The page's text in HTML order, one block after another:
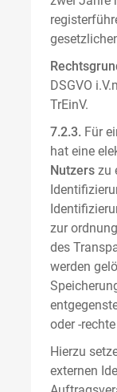
DSGVO
TrEinV.
7.2.3. Für
hat eine
Nutzers zu
zur
des
werden
oder -
Hierzu
externen